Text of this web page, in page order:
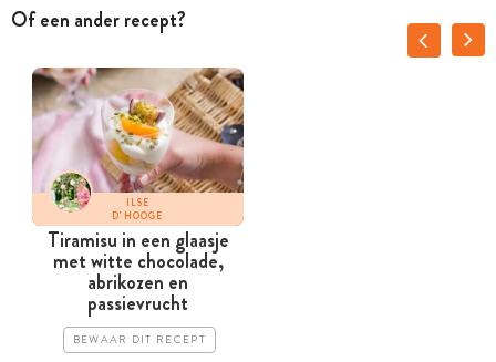
Of een ander recept?
ILSE
D'HOOGE
Tiramisu in een glaasje
met witte chocolade,
abrikozen en
passievrucht
BEWAAR DIT RECEPT